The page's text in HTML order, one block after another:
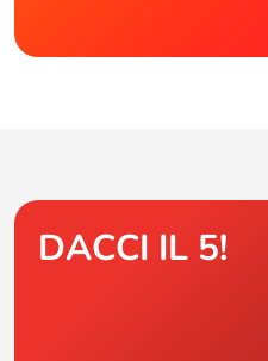
DACCI IL 5!